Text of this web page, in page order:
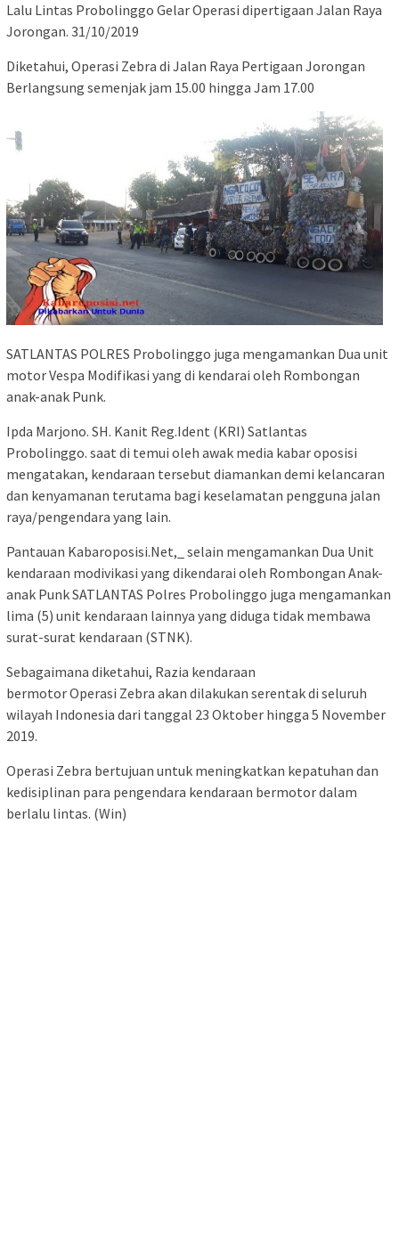
Lalu Lintas Probolinggo Gelar Operasi dipertigaan Jalan Raya
Jorongan. 31/10/2019
Diketahui, Operasi Zebra di Jalan Raya Pertigaan Jorongan
Berlangsung semenjak jam 15.00 hingga Jam 17.00
SATLANTAS POLRES Probolinggo juga mengamankan Dua unit
motor Vespa Modifikasi yang di kendarai oleh Rombongan
anak-anak Punk.
Ipda Marjono. SH. Kanit Reg.Ident (KRI) Satlantas
Probolinggo. saat di temui oleh awak media kabar oposisi
mengatakan, kendaraan tersebut diamankan demi kelancaran
dan kenyamanan terutama bagi keselamatan pengguna jalan
raya/pengendara yang lain.
Pantauan Kabaroposisi.Net,_ selain mengamankan Dua Unit
kendaraan modivikasi yang dikendarai oleh Rombongan Anak-
anak Punk SATLANTAS Polres Probolinggo juga mengamankan
lima (5) unit kendaraan lainnya yang diduga tidak membawa
surat-surat kendaraan (STNK).
Sebagaimana diketahui, Razia kendaraan
bermotor Operasi Zebra akan dilakukan serentak di seluruh
wilayah Indonesia dari tanggal 23 Oktober hingga 5 November
2019.
Operasi Zebra bertujuan untuk meningkatkan kepatuhan dan
kedisiplinan para pengendara kendaraan bermotor dalam
berlalu lintas. (Win)